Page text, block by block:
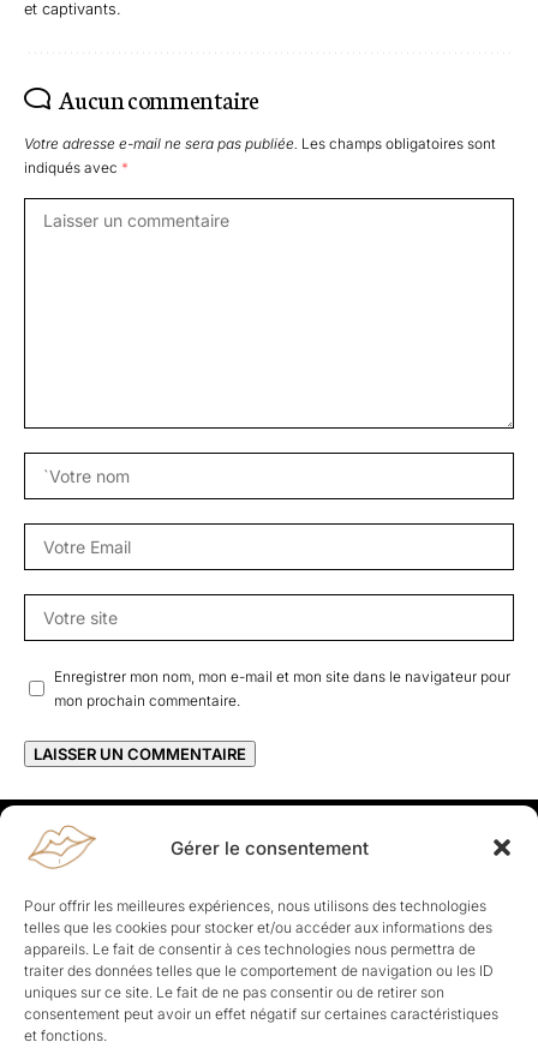
Gérer le consentement
Pour offrir les meilleures expériences, nous utilisons des technologies
telles que les cookies pour stocker et/ou accéder aux informations des
appareils. Le fait de consentir à ces technologies nous permettra de
traiter des données telles que le comportement de navigation ou les ID
uniques sur ce site. Le fait de ne pas consentir ou de retirer son
consentement peut avoir un effet négatif sur certaines caractéristiques
et fonctions.
et captivants.
Aucun commentaire
Votre adresse e-mail ne sera pas publiée. Les champs obligatoires sont
indiqués avec *
Enregistrer mon nom, mon e-mail et mon site dans le navigateur pour
mon prochain commentaire.
Rapporteuses
À propos de Rapporteuses :Rapporteuses, c’est l’histoire de
Parisiennes, bien dans leurs baskets qui aiment rapporter ce qui leur
cause, leur apporte et leur rapporte !
Les Topics
Société Politique Business Culture
Sport
Lifestyle